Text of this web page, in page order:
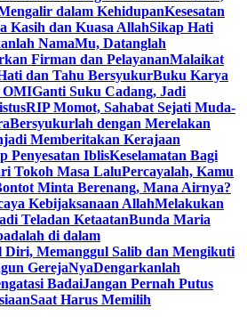
dalam KehidupanKesesatan
Kasih dan Kuasa AllahSikap Hati
NamaMu, Datanglah
Firman dan PelayananMalaikat
dan Tahu BersyukurBuku Karya
OMIGanti Suku Cadang, Jadi
RIP Momot, Sahabat Sejati Muda-
Bersyukurlah dengan Merelakan
Memberitakan Kerajaan
Penyesatan IblisKeselamatan Bagi
Tokoh Masa LaluPercayalah, Kamu
Minta Berenang, Mana Airnya?
Kebijaksanaan AllahMelakukan
Teladan KetaatanBunda Maria
di dalam
Diri, Memanggul Salib dan Mengikuti
GerejaNyaDengarkanlah
BadaiJangan Pernah Putus
Saat Harus Memilih